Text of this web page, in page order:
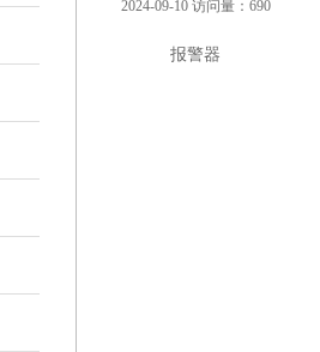
2024-09-10 访问量：690